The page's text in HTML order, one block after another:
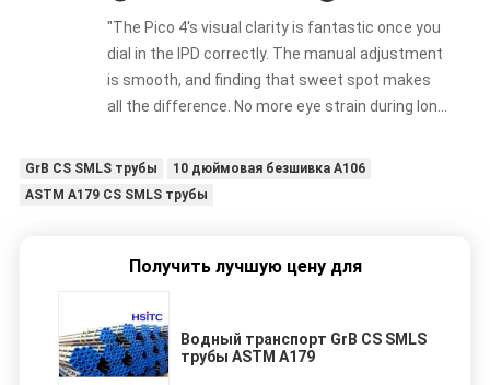
"The Pico 4's visual clarity is fantastic once you
dial in the IPD correctly. The manual adjustment
is smooth, and finding that sweet spot makes
all the difference. No more eye strain during long
set it up properly!""The Pico 4's visual clarity is
fantastic once you dial in the IPD correctly. The
eye strain during long sessions. Highly
properly!""The Pico 4's visual clarity is fantastic
once you dial in the IPD correctly. The manual
adjustment is smooth, and finding that sweet
GrB CS SMLS трубы
10 дюймовая безшивка А106
ASTM A179 CS SMLS трубы
Получить лучшую цену для
Водный транспорт GrB CS SMLS
трубы ASTM A179